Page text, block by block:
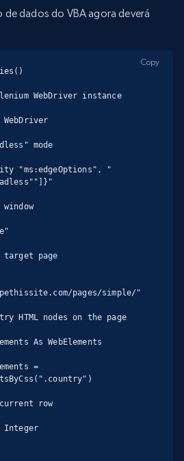
dados do VBA agora deverá
WebDriver instance
mode
"ms:edgeOptions", "
page
pages/simple/"
HTML nodes on the page
As WebElements
=
row
Integer
Copy